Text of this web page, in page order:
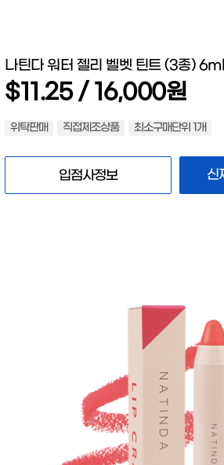
나틴다 워터 젤리 벨벳 틴트 (3종) 6ml
$11.25 / 16,000원
위탁판매 직접제조상품 최소구매단위 1개
입점사정보 신